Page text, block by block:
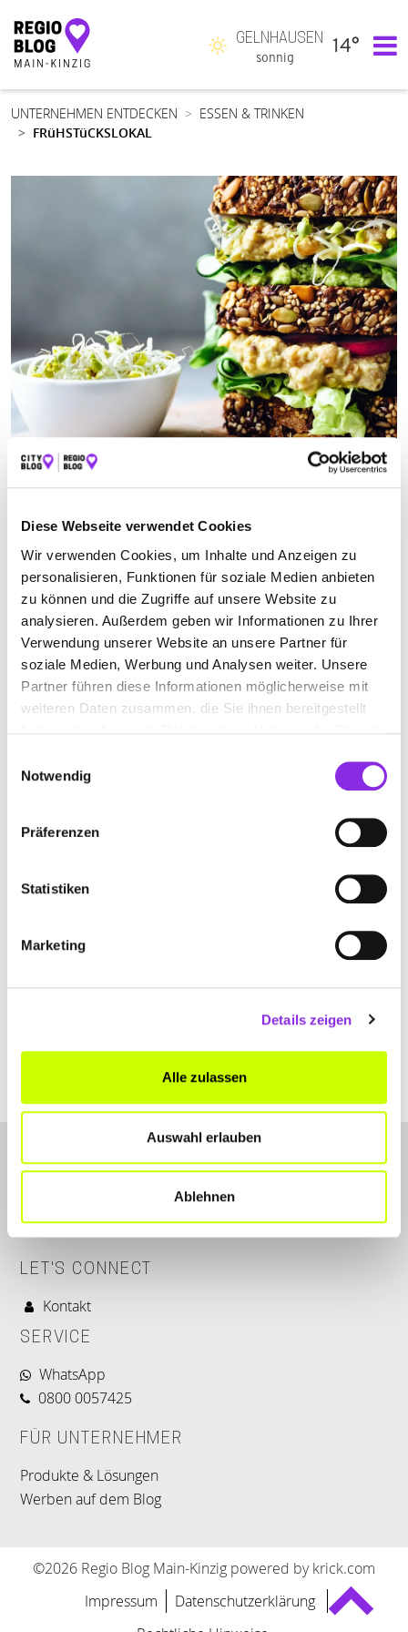
Diese Webseite verwendet Cookies
Wir verwenden Cookies, um Inhalte und Anzeigen zu
personalisieren, Funktionen für soziale Medien anbieten
zu können und die Zugriffe auf unsere Website zu
analysieren. Außerdem geben wir Informationen zu Ihrer
Verwendung unserer Website an unsere Partner für
soziale Medien, Werbung und Analysen weiter. Unsere
Partner führen diese Informationen möglicherweise mit
weiteren Daten zusammen, die Sie ihnen bereitgestellt
Notwendig
Präferenzen
Statistiken
Marketing
Details zeigen
Alle zulassen
Auswahl erlauben
Ablehnen
Hauptnavigation
GELNHAUSEN
sonnig
14°
UNTERNEHMEN ENTDECKEN
ESSEN & TRINKEN
FRüHSTüCKSLOKAL
Suchen nach
Finden
ALLE NIDDERAU
HOTEL GARNI “ALTE BÄCKEREI” &
Friedberger Straße 16
LET'S CONNECT
Kontakt
SERVICE
WhatsApp
0800 0057425
FÜR UNTERNEHMER
Produkte & Lösungen
Werben auf dem Blog
©2026 Regio Blog Main-Kinzig powered by krick.com
Impressum
Datenschutzerklärung